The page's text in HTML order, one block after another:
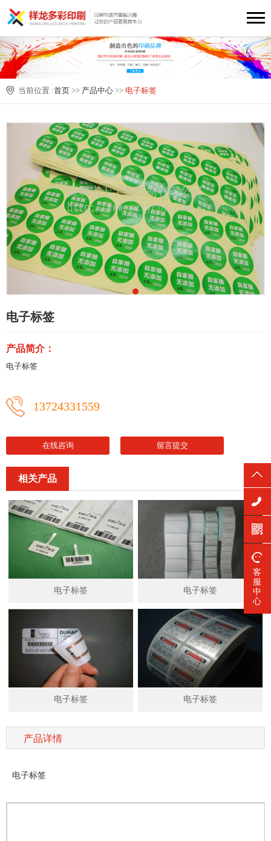
当前位置 :首页 >> 产品中心 >> 电子标签
电子标签
产品简介：
电子标签
13724331559
在线咨询 留言提交
相关产品
电子标签 电子标签
电子标签 电子标签
产品详情
电子标签
客
服
中
心